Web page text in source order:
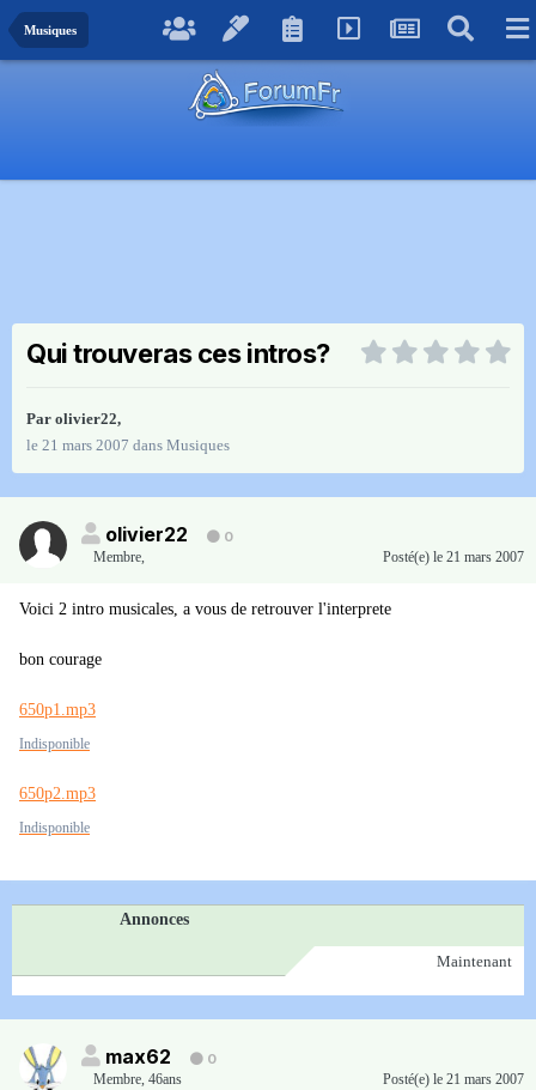
Musiques
Qui trouveras ces intros?
Par olivier22,
le 21 mars 2007 dans Musiques
olivier22
0
Membre, Posté(e) le 21 mars 2007
Voici 2 intro musicales, a vous de retrouver l'interprete
bon courage
650p1.mp3
Indisponible
650p2.mp3
Indisponible
Annonces
Maintenant
max62
0
Membre, 46ans Posté(e) le 21 mars 2007